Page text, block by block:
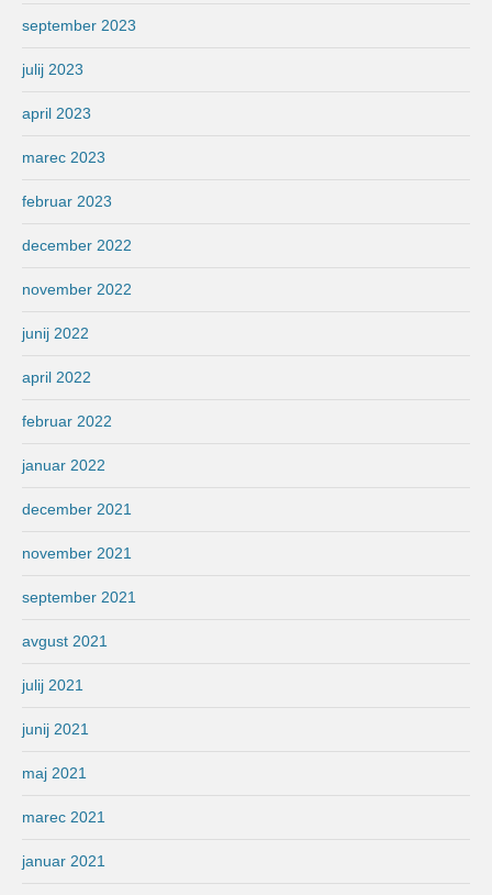
september 2023
julij 2023
april 2023
marec 2023
februar 2023
december 2022
november 2022
junij 2022
april 2022
februar 2022
januar 2022
december 2021
november 2021
september 2021
avgust 2021
julij 2021
junij 2021
maj 2021
marec 2021
januar 2021